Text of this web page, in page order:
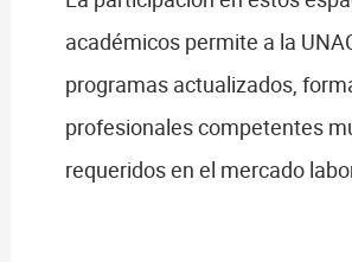
académicos permite a la
programas actualizados,
profesionales competentes
requeridos en el mercado